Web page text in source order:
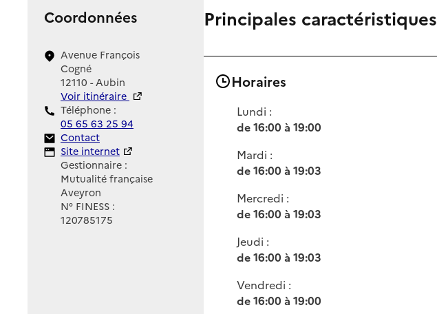
Coordonnées
Avenue François
Cogné
12110 - Aubin
Voir itinéraire
Téléphone :
05 65 63 25 94
Contact
Contact
Site Internet
Site internet
Gestionnaire :
Mutualité française
Aveyron
N° FINESS :
120785175
Principales caractéristiques
Horaires
Lundi :
de 16:00 à 19:00
Mardi :
de 16:00 à 19:03
Mercredi :
de 16:00 à 19:03
Jeudi :
de 16:00 à 19:03
Vendredi :
de 16:00 à 19:00